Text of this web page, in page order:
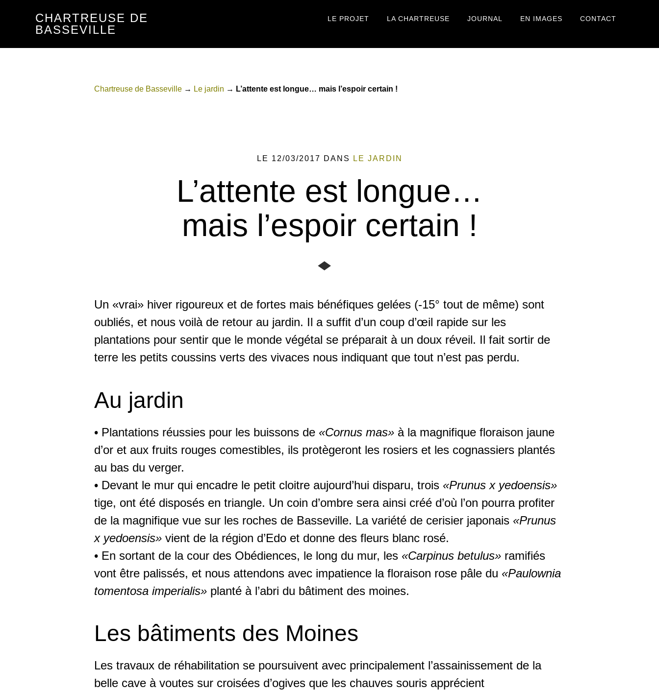
principal
de
CHARTREUSE DE
BASSEVILLE
LE PROJET LA CHARTREUSE JOURNAL EN IMAGES CONTACT
Chartreuse de Basseville → Le jardin → L’attente est longue… mais l’espoir certain !
LE 12/03/2017 DANS LE JARDIN
L’attente est longue…
mais l’espoir certain !
Un «vrai» hiver rigoureux et de fortes mais bénéfiques gelées (-15° tout de même) sont
oubliés, et nous voilà de retour au jardin. Il a suffit d’un coup d’œil rapide sur les
plantations pour sentir que le monde végétal se préparait à un doux réveil. Il fait sortir de
terre les petits coussins verts des vivaces nous indiquant que tout n’est pas perdu.
Au jardin
• Plantations réussies pour les buissons de «Cornus mas» à la magnifique floraison jaune
d’or et aux fruits rouges comestibles, ils protègeront les rosiers et les cognassiers plantés
au bas du verger.
• Devant le mur qui encadre le petit cloitre aujourd’hui disparu, trois «Prunus x yedoensis»
tige, ont été disposés en triangle. Un coin d’ombre sera ainsi créé d’où l’on pourra profiter
de la magnifique vue sur les roches de Basseville. La variété de cerisier japonais «Prunus
x yedoensis» vient de la région d’Edo et donne des fleurs blanc rosé.
• En sortant de la cour des Obédiences, le long du mur, les «Carpinus betulus» ramifiés
vont être palissés, et nous attendons avec impatience la floraison rose pâle du «Paulownia
tomentosa imperialis» planté à l’abri du bâtiment des moines.
Les bâtiments des Moines
Les travaux de réhabilitation se poursuivent avec principalement l’assainissement de la
belle cave à voutes sur croisées d’ogives que les chauves souris apprécient